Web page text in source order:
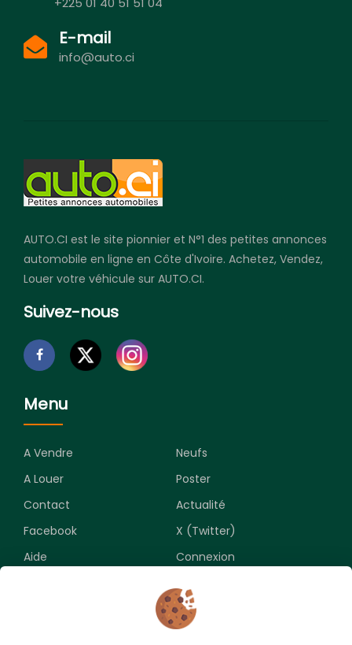
E-mail
info@auto.ci
AUTO.CI est le site pionnier et N°1 des petites annonces
automobile en ligne en Côte d'Ivoire. Achetez, Vendez,
Louer votre véhicule sur AUTO.CI.
Suivez-nous
Menu
A Vendre
Neufs
A Louer
Poster
Contact
Actualité
Facebook
X (Twitter)
Aide
Connexion